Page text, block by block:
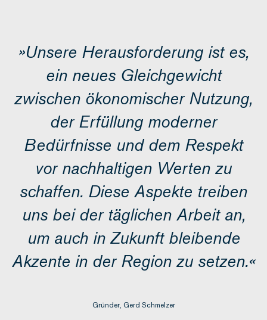
»Unsere Herausforderung ist es,
ein neues Gleichgewicht
zwischen ökonomischer Nutzung,
der Erfüllung moderner
Bedürfnisse und dem Respekt
vor nachhaltigen Werten zu
schaffen. Diese Aspekte treiben
uns bei der täglichen Arbeit an,
um auch in Zukunft bleibende
Akzente in der Region zu setzen.«
Gründer, Gerd Schmelzer